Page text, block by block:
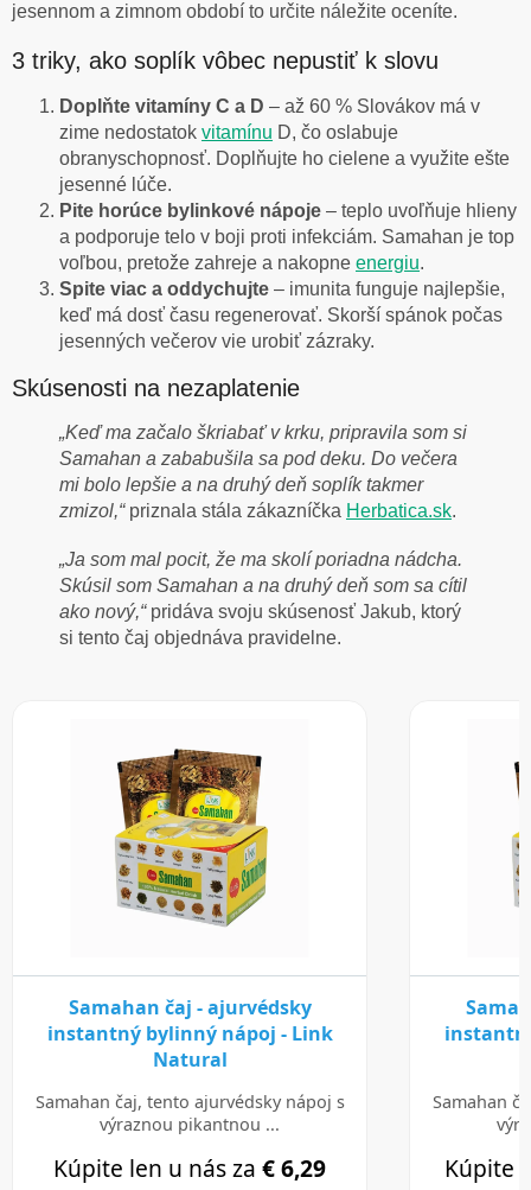
jesennom a zimnom období to určite náležite oceníte.
3 triky, ako soplík vôbec nepustiť k slovu
Doplňte vitamíny C a D – až 60 % Slovákov má v
zime nedostatok vitamínu D, čo oslabuje
obranyschopnosť. Doplňujte ho cielene a využite ešte
jesenné lúče.
Pite horúce bylinkové nápoje – teplo uvoľňuje hlieny
a podporuje telo v boji proti infekciám. Samahan je top
voľbou, pretože zahreje a nakopne energiu.
Spite viac a oddychujte – imunita funguje najlepšie,
keď má dosť času regenerovať. Skorší spánok počas
jesenných večerov vie urobiť zázraky.
Skúsenosti na nezaplatenie
„Keď ma začalo škriabať v krku, pripravila som si
Samahan a zababušila sa pod deku. Do večera
mi bolo lepšie a na druhý deň soplík takmer
zmizol,“ priznala stála zákazníčka Herbatica.sk.
„Ja som mal pocit, že ma skolí poriadna nádcha.
Skúsil som Samahan a na druhý deň som sa cítil
ako nový,“ pridáva svoju skúsenosť Jakub, ktorý
si tento čaj objednáva pravidelne.